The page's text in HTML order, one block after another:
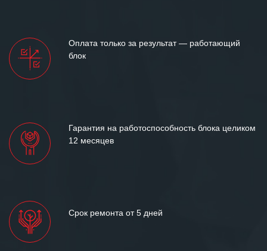
Оплата только за результат — работающий
блок
Гарантия на работоспособность блока целиком
12 месяцев
Срок ремонта от 5 дней